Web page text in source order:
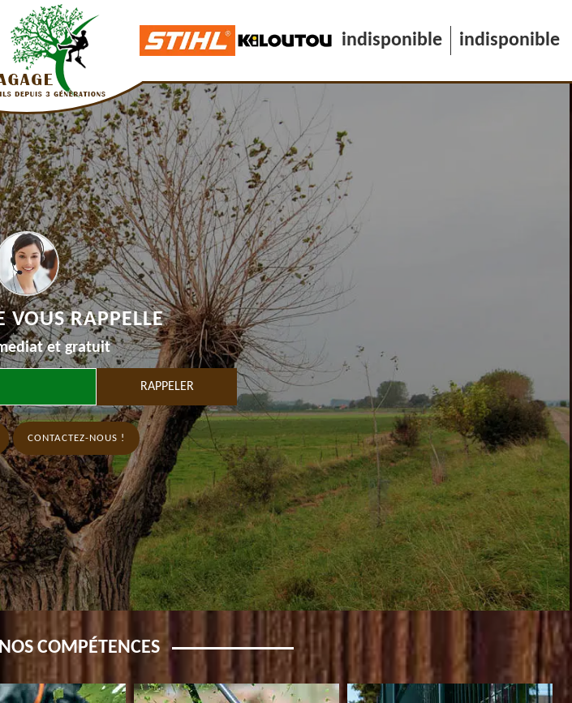
indisponible indisponible
VOUS RAPPELLE
et gratuit
CONTACTEZ-NOUS !
COMPÉTENCES